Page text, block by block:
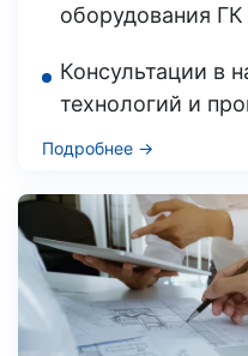
оборудования
Консультации в
технологий и
Подробнее →